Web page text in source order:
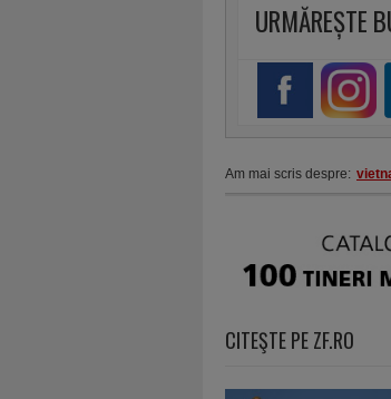
URMĂREȘTE
Am mai scris despre:
CITEŞTE PE ZF.RO